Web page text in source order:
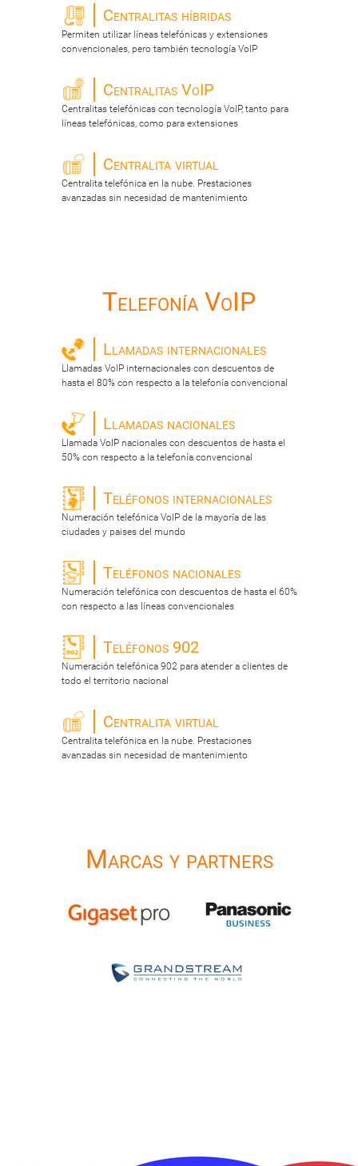
Centralitas híbridas
Permiten utilizar líneas telefónicas y extensiones
convencionales, pero también tecnología VoIP
Centralitas VoIP
Centralitas telefónicas con tecnología VoIP, tanto para
líneas telefónicas, como para extensiones
Centralita virtual
Centralita telefónica en la nube. Prestaciones
avanzadas sin necesidad de mantenimiento
Telefonía VoIP
Llamadas internacionales
Llamadas VoIP internacionales con descuentos de
hasta el 80% con respecto a la telefonía convencional
Llamadas nacionales
Llamada VoIP nacionales con descuentos de hasta el
50% con respecto a la telefonía convencional
Teléfonos internacionales
Numeración telefónica VoIP de la mayoría de las
ciudades y paises del mundo
Teléfonos nacionales
Numeración telefónica con descuentos de hasta el 60%
con respecto a las líneas convencionales
Teléfonos 902
Numeración telefónica 902 para atender a clientes de
todo el territorio nacional
Centralita virtual
Centralita telefónica en la nube. Prestaciones
avanzadas sin necesidad de mantenimiento
Marcas y partners